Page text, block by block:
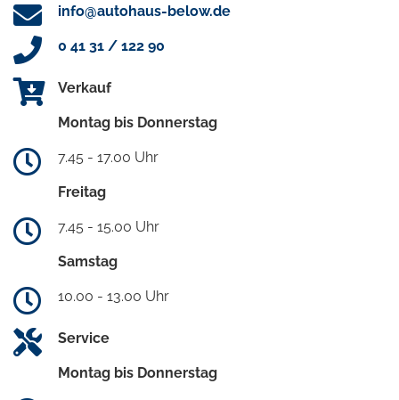
info@autohaus-below.de
0 41 31 / 122 90
Verkauf
Montag bis Donnerstag
7.45 - 17.00 Uhr
Freitag
7.45 - 15.00 Uhr
Samstag
10.00 - 13.00 Uhr
Service
Montag bis Donnerstag